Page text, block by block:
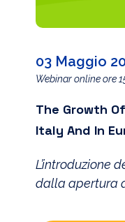
03 Maggio
Webinar online ore
The Growth
Italy And In
L’introduzione
dalla apertura